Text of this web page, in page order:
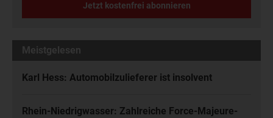
Jetzt kostenfrei abonnieren
Meistgelesen
Karl Hess: Automobilzulieferer ist insolvent
Rhein-Niedrigwasser: Zahlreiche Force-Majeure-